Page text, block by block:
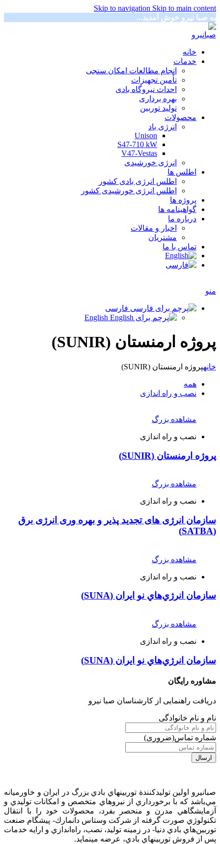
Skip to navigation Skip to main content
به صبا نیرو خوش آمدید...
خانه
خدمات
انجام مطالعات امکان سنجی
تأمین تجهیزات
احداث نیروگاه بادی
بهره برداری
تولید توربین
محصولات
انرژی باد
Unison
S47-710 kW
V47-Vestas
انرژی خورشیدی
اطلس ها
اطلس انرژی بادی کشور
اطلس انرژی خورشیدی کشور
پروژه ها
گواهینامه ها
درباره ما
اخبار و مقالات
مشتریان
تماس با ما
منو
فارسی
English
پروژه ارمنستان (SUNIR)
خانهپروژه ارمنستان (SUNIR)
همه
نصب و راه اندازی
مشاهده بزرگ
نصب و راه اندازی
پروژه ارمنستان (SUNIR)
مشاهده بزرگ
نصب و راه اندازی
سازمان انرژی های تجدید پذیر و بهره وری انرژی برق
(SATBA)
مشاهده بزرگ
نصب و راه اندازی
سازمان انرژي‌هاي نو ايران (SUNA)
مشاهده بزرگ
نصب و راه اندازی
سازمان انرژي‌هاي نو ايران (SUNA)
مشاوره رایگان
دریافت راهنمایی از کارشناسان صبا نیرو
نام و نام خانوادگی
شماره تماس(ضروری)
صبانيرو اولين توليدكنندة توربينهاي بادي بزرگ در ايران و خاورميانه
مي‌باشد كه با برخورداري از نيروهاي متخصص و امكانات توليدي و
آزمايشگاهي مدرن و منحصر بفرد، محصولات خود را با انتقال
تكنولوژي صورت گرفته از شركت وستاس دانمارك- پيشگام صنعت
توربين‌هاي بادي دنيا- در زمينه توليد، نصب، راه‌اندازي و ارايه خدمات
پس از فروش توربينهاي بادي، عرضه مينمايد.